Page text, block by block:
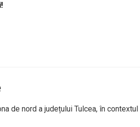
de nord a județului Tulcea, în contextul